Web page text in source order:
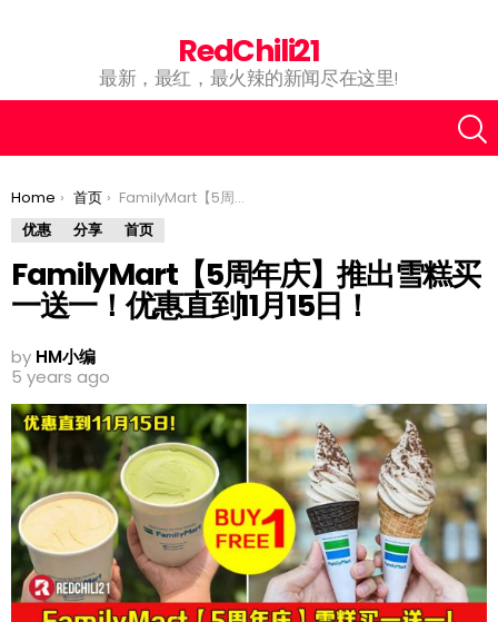
RedChili21
最新，最红，最火辣的新闻尽在这里!
You are here:
Home 首页
FamilyMart【5周年庆】推出雪糕买一送一！优惠直到11月15日！
优惠
分享 首页
FamilyMart【5周年庆】推出雪糕买
一送一！优惠直到11月15日！
by HM小编
5 years ago